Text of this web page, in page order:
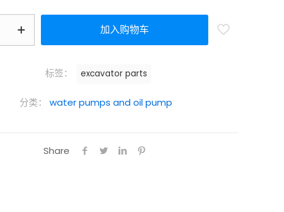
加入购物车
分类： water pumps and oil pump
标签： excavator parts
Share